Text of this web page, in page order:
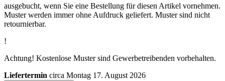
ausgebucht, wenn Sie eine Bestellung für diesen Artikel vornehmen.
Muster werden immer ohne Aufdruck geliefert. Muster sind nicht
retournierbar.
!
Achtung! Kostenlose Muster sind Gewerbetreibenden vorbehalten.
Liefertermin circa Montag 17. August 2026